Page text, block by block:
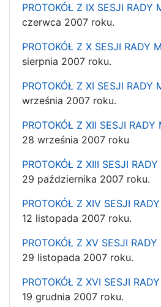
PROTOKÓŁ Z IX SESJI RADY
czerwca 2007 roku.
PROTOKÓŁ Z X SESJI RADY
sierpnia 2007 roku.
PROTOKÓŁ Z XI SESJI RADY
września 2007 roku.
PROTOKÓŁ Z XII SESJI RADY
28 września 2007 roku
PROTOKÓŁ Z XIII SESJI
29 października 2007 roku.
PROTOKÓŁ Z XIV SESJI
12 listopada 2007 roku.
PROTOKÓŁ Z XV SESJI RADY
29 listopada 2007 roku.
PROTOKÓŁ Z XVI SESJI
19 grudnia 2007 roku.